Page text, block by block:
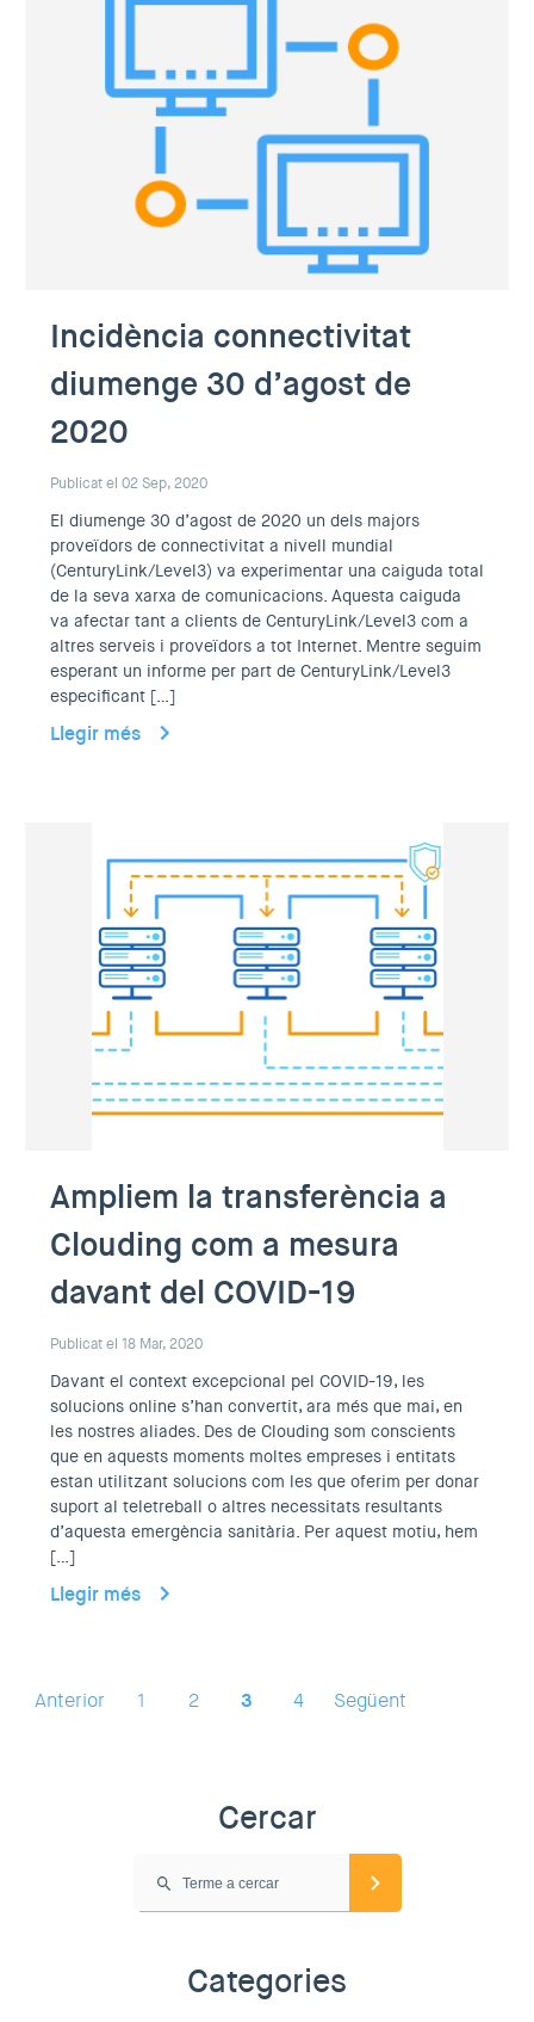
Incidència connectivitat
diumenge 30 d’agost de
2020
Publicat el 02 Sep, 2020
El diumenge 30 d’agost de 2020 un dels majors
proveïdors de connectivitat a nivell mundial
(CenturyLink/Level3) va experimentar una caiguda total
de la seva xarxa de comunicacions. Aquesta caiguda
va afectar tant a clients de CenturyLink/Level3 com a
altres serveis i proveïdors a tot Internet. Mentre seguim
esperant un informe per part de CenturyLink/Level3
especificant […]
Llegir més
Ampliem la transferència a
Clouding com a mesura
davant del COVID-19
Publicat el 18 Mar, 2020
Davant el context excepcional pel COVID-19, les
solucions online s’han convertit, ara més que mai, en
les nostres aliades. Des de Clouding som conscients
que en aquests moments moltes empreses i entitats
estan utilitzant solucions com les que oferim per donar
suport al teletreball o altres necessitats resultants
d’aquesta emergència sanitària. Per aquest motiu, hem
[…]
Llegir més
Anterior 1 2 3 4 Següent
Cercar
Categories